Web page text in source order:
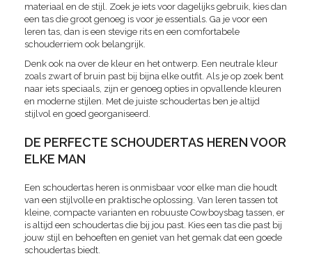
materiaal en de stijl. Zoek je iets voor dagelijks gebruik, kies dan
een tas die groot genoeg is voor je essentials. Ga je voor een
leren tas, dan is een stevige rits en een comfortabele
schouderriem ook belangrijk.
Denk ook na over de kleur en het ontwerp. Een neutrale kleur
zoals zwart of bruin past bij bijna elke outfit. Als je op zoek bent
naar iets speciaals, zijn er genoeg opties in opvallende kleuren
en moderne stijlen. Met de juiste schoudertas ben je altijd
stijlvol en goed georganiseerd.
DE PERFECTE SCHOUDERTAS HEREN VOOR
ELKE MAN
Een schoudertas heren is onmisbaar voor elke man die houdt
van een stijlvolle en praktische oplossing. Van leren tassen tot
kleine, compacte varianten en robuuste Cowboysbag tassen, er
is altijd een schoudertas die bij jou past. Kies een tas die past bij
jouw stijl en behoeften en geniet van het gemak dat een goede
schoudertas biedt.